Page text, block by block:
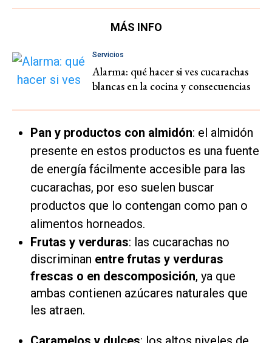
MÁS INFO
Servicios
Alarma: qué hacer si ves cucarachas
blancas en la cocina y consecuencias
Pan y productos con almidón: el almidón
presente en estos productos es una fuente
de energía fácilmente accesible para las
cucarachas, por eso suelen buscar
productos que lo contengan como pan o
alimentos horneados.
Frutas y verduras: las cucarachas no
discriminan entre frutas y verduras
frescas o en descomposición, ya que
ambas contienen azúcares naturales que
les atraen.